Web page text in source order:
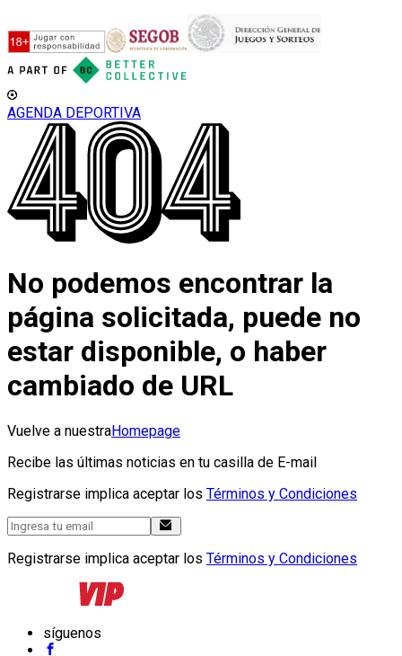
AGENDA DEPORTIVA
No podemos encontrar la
página solicitada, puede no
estar disponible, o haber
cambiado de URL
Vuelve a nuestraHomepage
Recibe las últimas noticias en tu casilla de E-mail
Registrarse implica aceptar los Términos y Condiciones
Registrarse implica aceptar los Términos y Condiciones
síguenos